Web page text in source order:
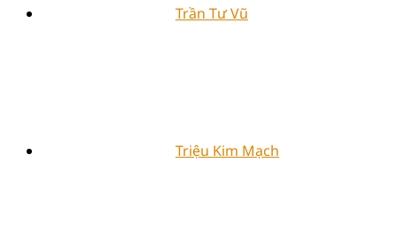
Trần Tư Vũ
Triệu Kim Mạch